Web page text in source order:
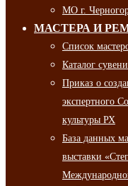
МО г.
МАСТЕРА И
Список
Каталог
Приказ о
экспертного
культуры РХ
База данных
выставки